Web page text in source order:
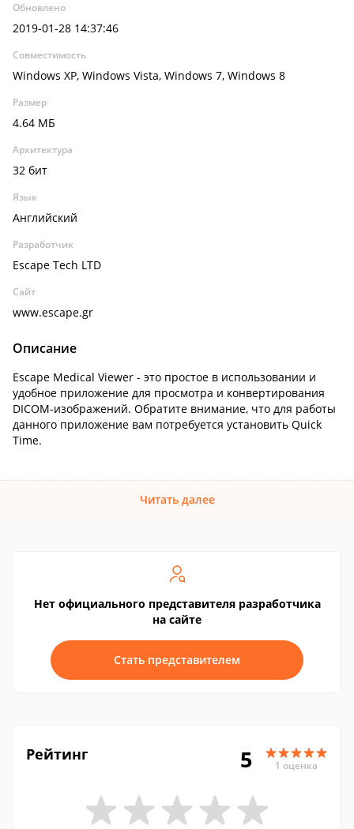
Обновлено
2019-01-28 14:37:46
Совместимость
Windows XP, Windows Vista, Windows 7, Windows 8
Размер
4.64 МБ
Архитектура
32 бит
Язык
Английский
Разработчик
Escape Tech LTD
Сайт
www.escape.gr
Описание
Escape Medical Viewer - это простое в использовании и
удобное приложение для просмотра и конвертирования
DICOM-изображений. Обратите внимание, что для работы
данного приложение вам потребуется установить Quick
Time.
Читать далее
Нет официального представителя разработчика
на сайте
Стать представителем
Рейтинг 5 1 оценка